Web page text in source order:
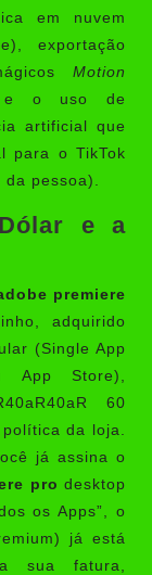
em nuvem
exportação
Motion
e o uso de
artificial que
para o TikTok
pessoa).
e a
premiere
adquirido
(Single App
App Store),
40aR40a R
60
da loja.
já assina o
pro desktop
os Apps”, o
já está
sua fatura,